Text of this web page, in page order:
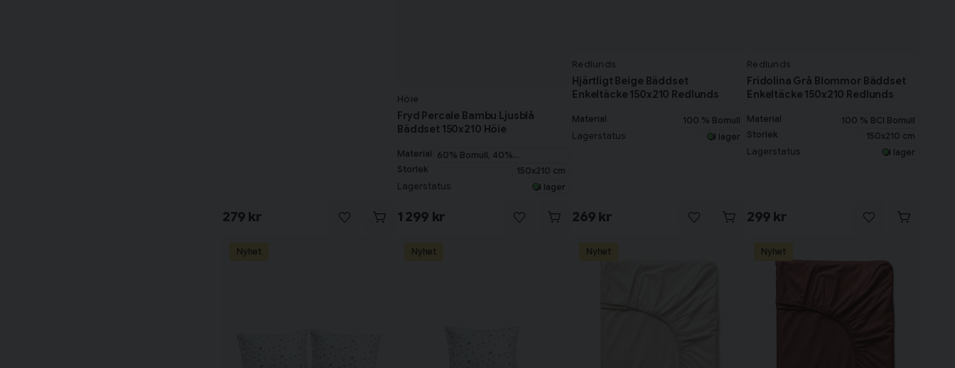
279 kr
Höie
Fryd Percale Bambu Ljusblå
Bäddset 150x210 Höie
Material 60% Bomull, 40%
Storlek 150x210 cm
Lagerstatus I lager
1 299 kr
Redlunds
Hjärtligt Beige Bäddset
Enkeltäcke 150x210 Redlunds
Material 100 % Bomull
Lagerstatus I lager
269 kr
Redlunds
Fridolina Grå Blommor Bäddset
Enkeltäcke 150x210 Redlunds
Material
100 % BCI Bomull
Storlek
150x210 cm
Lagerstatus I lager
299 kr
Nyhet Nyhet Nyhet Nyhet